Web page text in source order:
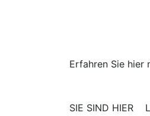
Erfahren Sie hier
SIE SIND HIER